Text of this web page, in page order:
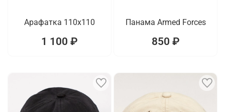
Арафатка 110х110
1 100 ₽
Панама Armed Forces
850 ₽